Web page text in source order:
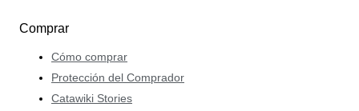
Comprar
Cómo comprar
Protección del Comprador
Catawiki Stories